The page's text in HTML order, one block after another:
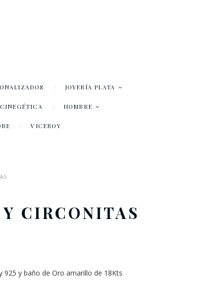
JOYERÍA PLATA
HOMBRE
VICEROY
CIRCONITAS
925 y baño de Oro amarillo de 18Kts